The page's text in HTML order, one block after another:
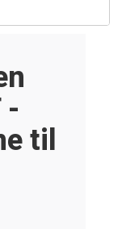
-
til